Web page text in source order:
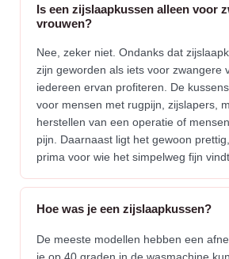
Is een zijslaapkussen alleen voor
vrouwen?
Nee, zeker niet. Ondanks dat
zijn geworden als iets voor zwangere
iedereen ervan profiteren. De
voor mensen met rugpijn, zijslapers,
herstellen van een operatie of
pijn. Daarnaast ligt het gewoon
prima voor wie het simpelweg fijn vindt.
Hoe was je een zijslaapkussen?
De meeste modellen hebben een